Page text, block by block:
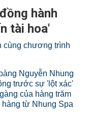
hành
tài hoa'